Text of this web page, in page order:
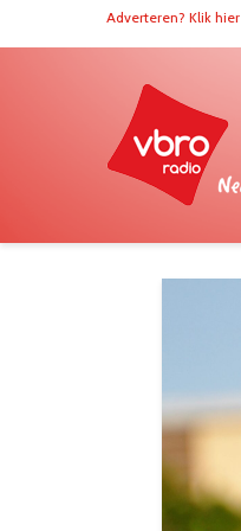
Adverteren? Klik hier